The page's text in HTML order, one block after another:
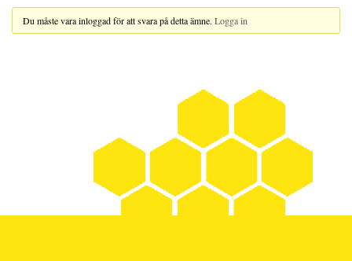
Du måste vara inloggad för att svara på detta ämne. Logga in